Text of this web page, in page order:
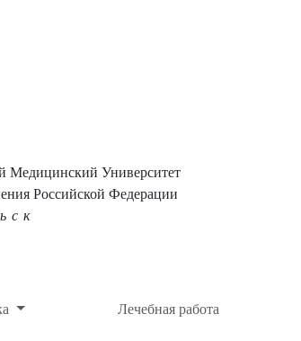
Медицинский Университет
Российской Федерации
Лечебная работа